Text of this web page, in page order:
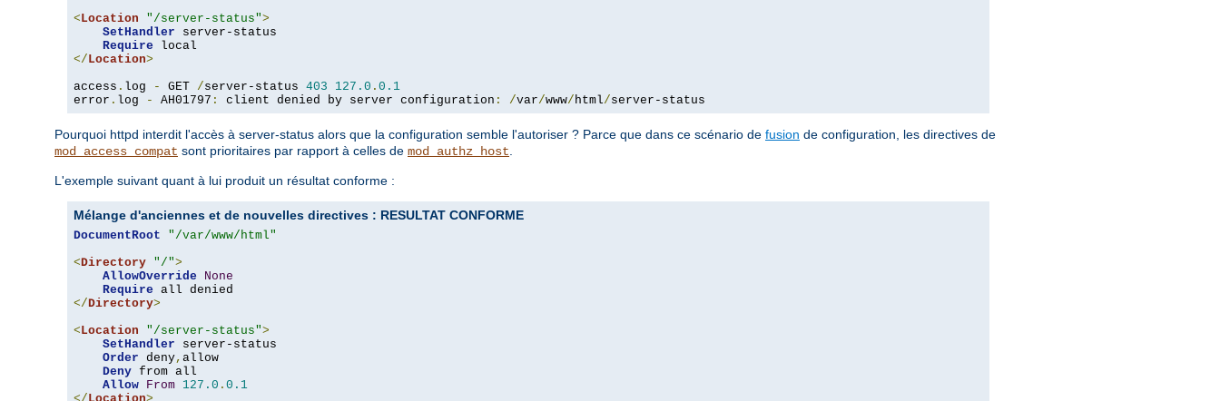
<Location "/server-status">
SetHandler server-status
Require
</Location>
access . log - GET /server-status 403 127.0 . 0.1
error . log - AH01797 : client denied by server configuration : /var/www/html/server-status
Pourquoi httpd interdit l'accès à server-status alors que la configuration semble l'autoriser ? Parce que dans ce scénario de fusion de configuration, les directives de
mod_access_compat sont prioritaires par rapport à celles de mod_authz_host.
L'exemple suivant quant à lui produit un résultat conforme :
Mélange d'anciennes et de nouvelles directives : RESULTAT CONFORME
DocumentRoot
"/var/www/html"
<Directory "/">
AllowOverride
None
Require
</Directory>
<Location "/server-status">
SetHandler server-status
Order deny, allow
Deny from all
Allow From 127.0 . 0.1